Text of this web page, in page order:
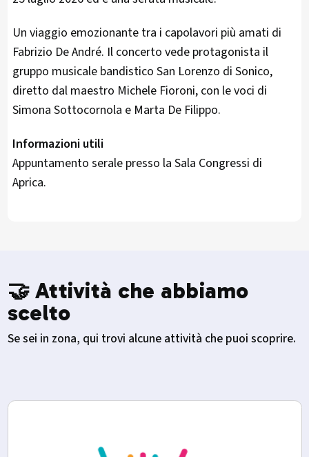
Un viaggio emozionante tra i capolavori più amati di
Fabrizio De André. Il concerto vede protagonista il
gruppo musicale bandistico San Lorenzo di Sonico,
diretto dal maestro Michele Fioroni, con le voci di
Simona Sottocornola e Marta De Filippo.
Informazioni utili
Appuntamento serale presso la Sala Congressi di
Aprica.
🤝 Attività che abbiamo
scelto
Se sei in zona, qui trovi alcune attività che puoi scoprire.